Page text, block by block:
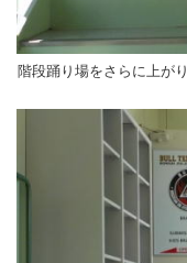
階段踊り場をさらに上がり